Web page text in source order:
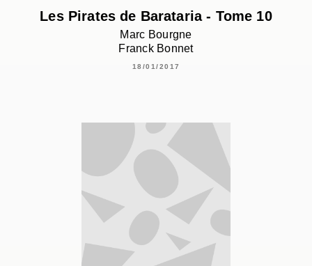
Les Pirates de Barataria - Tome 10
Marc Bourgne
Franck Bonnet
18/01/2017